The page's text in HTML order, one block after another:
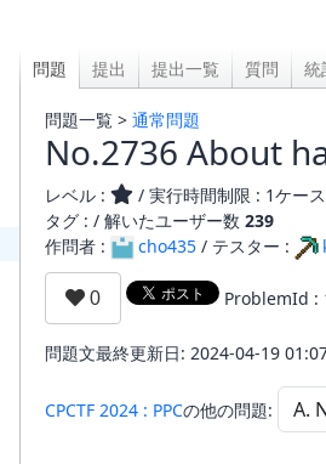
問題 提出 提出一覧 質問 統
問題一覧 > 通常問題
No.2736 About
レベル :
/ 実行時間制限 : 1ケー
タグ : / 解いたユーザー数 239
作問者 :
cho435 / テスター :
ProblemId :
問題文最終更新日: 2024-04-19
CPCTF 2024 : PPCの他の問題: